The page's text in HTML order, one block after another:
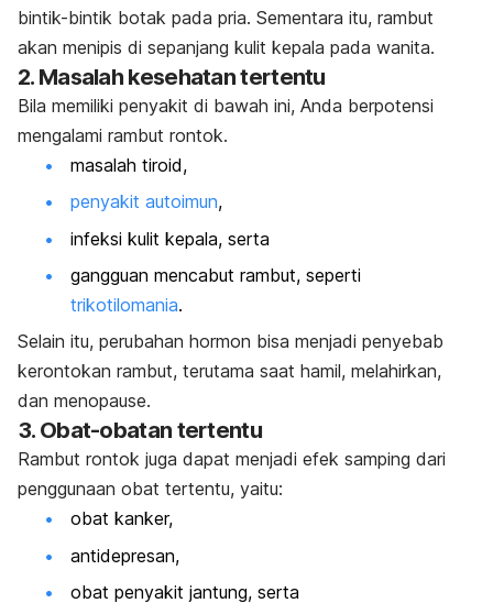
bintik-bintik botak pada pria. Sementara itu, rambut
akan menipis di sepanjang kulit kepala pada wanita.
2. Masalah kesehatan tertentu
Bila memiliki penyakit di bawah ini, Anda berpotensi
mengalami rambut rontok.
masalah tiroid,
penyakit autoimun,
infeksi kulit kepala, serta
gangguan mencabut rambut, seperti
trikotilomania.
Selain itu, perubahan hormon bisa menjadi penyebab
kerontokan rambut, terutama saat hamil, melahirkan,
dan menopause.
3. Obat-obatan tertentu
Rambut rontok juga dapat menjadi efek samping dari
penggunaan obat tertentu, yaitu:
obat kanker,
antidepresan,
obat penyakit jantung, serta